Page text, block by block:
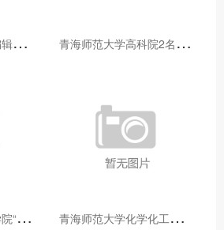
青
海师范大学学报编辑部赴大通县城关镇上毛佰胜村开展帮扶慰问活动 青
海师范大学高科院2名专家当选中国科学院院士
青
海师范大学音乐学院“青舞华章”本科舞蹈专业中期汇报圆满落幕 青
海师范大学化学化工学院开展铸牢中华民族共同体意识大讲堂活动